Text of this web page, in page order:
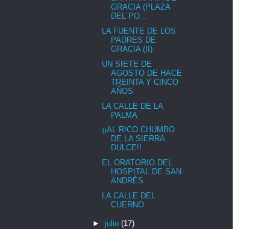
GRACIA (PLAZA
DEL PO...
LA FUENTE DE LOS
PADRES DE
GRACIA (II)
UN SIETE DE
AGOSTO DE HACE
TREINTA Y CINCO
AÑOS
LA CALLE DE LA
PALMA
¡¡AL RICO CHUMBO
DE LA SIERRA
DULCE!!
EL ORATORIO DEL
HOSPITAL DE SAN
ANDRÉS
LA CALLE DEL
CUERNO
► julio (17)